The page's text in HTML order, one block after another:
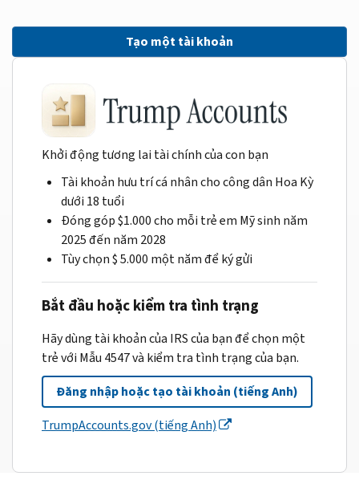
Tạo một tài khoản
Khởi động tương lai tài chính của con bạn
Tài khoản hưu trí cá nhân cho công dân Hoa Kỳ
dưới 18 tuổi
Đóng góp $1.000 cho mỗi trẻ em Mỹ sinh năm
2025 đến năm 2028
Tùy chọn $ 5.000 một năm để ký gửi
Bắt đầu hoặc kiểm tra tình trạng
Hãy dùng tài khoản của IRS của bạn để chọn một
trẻ với Mẫu 4547 và kiểm tra tình trạng của bạn.
Đăng nhập hoặc tạo tài khoản (tiếng Anh)
TrumpAccounts.gov (tiếng Anh)